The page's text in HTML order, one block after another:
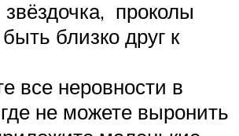
звёздочка, проколы
близко друг к
все неровности в
не можете выронить